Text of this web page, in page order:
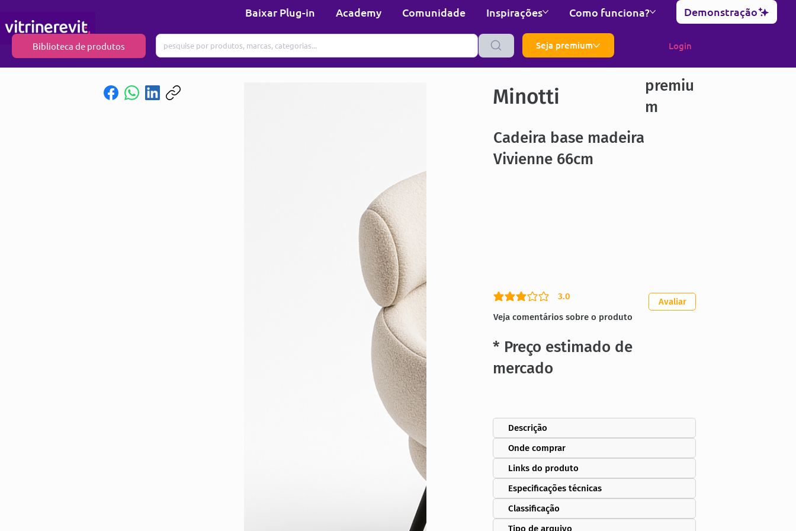
Baixar Plug-in Academy Comunidade Inspirações Como funciona? Demonstração
Biblioteca de produtos Seja premium Login
Minotti
premiu
m
Cadeira base madeira
Vivienne 66cm
3.0
classificação média é 3 de 5
Veja comentários sobre o produto
Avaliar
* Preço estimado de
mercado
Descrição
Onde comprar
Links do produto
Especificações técnicas
Classificação
Tipo de arquivo